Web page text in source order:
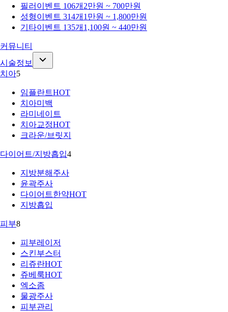
필러 이벤트 106개 2만원 ~ 700만원
성형이벤트 314개 1만원 ~ 1,800만원
기타이벤트 135개 1,100원 ~ 440만원
커뮤니티
시술정보
치아5
임플란트HOT
치아미백
라미네이트
치아교정HOT
크라운/브릿지
다이어트/지방흡입4
지방분해주사
윤곽주사
다이어트한약HOT
지방흡입
피부8
피부레이저
스킨부스터
리쥬란HOT
쥬베룩HOT
엑소좀
물광주사
피부관리